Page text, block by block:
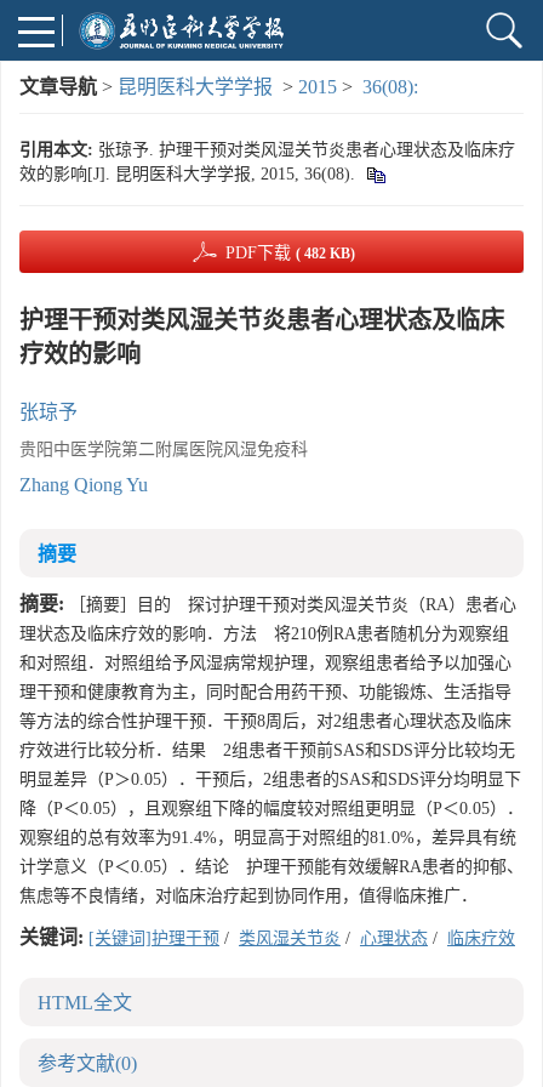
文章导航 > 昆明医科大学学报 > 2015 > 36(08):
引用本文: 张琼予. 护理干预对类风湿关节炎患者心理状态及临床疗
效的影响[J]. 昆明医科大学学报, 2015, 36(08).
PDF下载 ( 482 KB)
护理干预对类风湿关节炎患者心理状态及临床
疗效的影响
张琼予
贵阳中医学院第二附属医院风湿免疫科
Zhang Qiong Yu
摘要
摘要: ［摘要］目的 探讨护理干预对类风湿关节炎（RA）患者心
理状态及临床疗效的影响．方法 将210例RA患者随机分为观察组
和对照组．对照组给予风湿病常规护理，观察组患者给予以加强心
理干预和健康教育为主，同时配合用药干预、功能锻炼、生活指导
等方法的综合性护理干预．干预8周后，对2组患者心理状态及临床
疗效进行比较分析．结果 2组患者干预前SAS和SDS评分比较均无
明显差异（P＞0.05）．干预后，2组患者的SAS和SDS评分均明显下
降（P＜0.05），且观察组下降的幅度较对照组更明显（P＜0.05）．
观察组的总有效率为91.4%，明显高于对照组的81.0%，差异具有统
计学意义（P＜0.05）．结论 护理干预能有效缓解RA患者的抑郁、
焦虑等不良情绪，对临床治疗起到协同作用，值得临床推广．
关键词: [关键词]护理干预 / 类风湿关节炎 / 心理状态 / 临床疗效
HTML全文
参考文献(0)